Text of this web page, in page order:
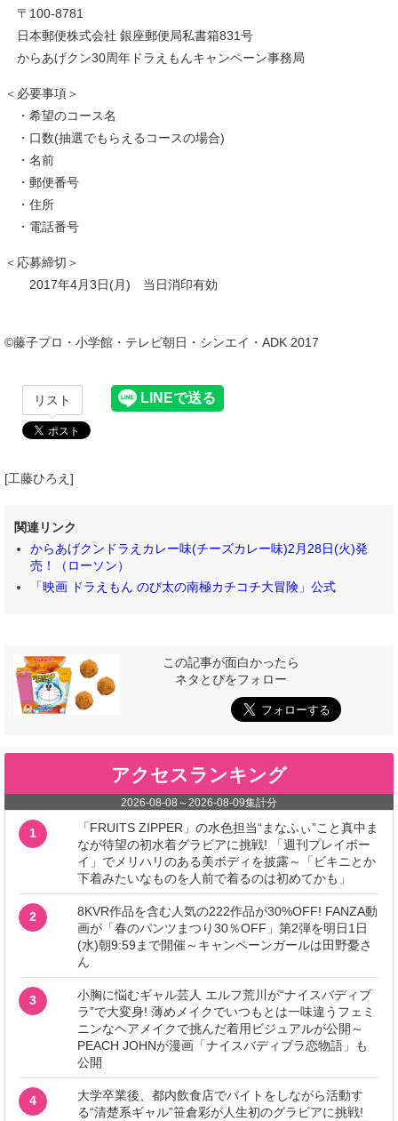
〒100-8781
日本郵便株式会社 銀座郵便局私書箱831号
からあげクン30周年ドラえもんキャンペーン事務局
＜必要事項＞
・希望のコース名
・口数(抽選でもらえるコースの場合)
・名前
・郵便番号
・住所
・電話番号
＜応募締切＞
2017年4月3日(月) 当日消印有効
©藤子プロ・小学館・テレビ朝日・シンエイ・ADK 2017
リスト
[工藤ひろえ]
関連リンク
からあげクンドラえカレー味(チーズカレー味)2月28日(火)発
売！（ローソン）
「映画 ドラえもん のび太の南極カチコチ大冒険」公式
この記事が面白かったら
ネタとぴをフォロー
アクセスランキング
2026-08-08 ～2026-08-09集計分
1
「FRUITS ZIPPER」の水色担当“まなふぃ”こと真中ま
なが待望の初水着グラビアに挑戦! 「週刊プレイボー
イ」でメリハリのある美ボディを披露～「ビキニとか
下着みたいなものを人前で着るのは初めてかも」
2
8KVR作品を含む人気の222作品が30%OFF! FANZA動
画が「春のパンツまつり30％OFF」第2弾を明日1日
(水)朝9:59まで開催～キャンペーンガールは田野憂さ
ん
3
小胸に悩むギャル芸人 エルフ荒川が“ナイスバディブ
ラ”で大変身! 薄めメイクでいつもとは一味違うフェミ
ニンなヘアメイクで挑んだ着用ビジュアルが公開～
PEACH JOHNが漫画「ナイスバディブラ恋物語」も
公開
4
大学卒業後、都内飲食店でバイトをしながら活動す
る“清楚系ギャル”笹倉彩が人生初のグラビアに挑戦!